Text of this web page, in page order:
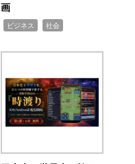
画
ビジネス 社会